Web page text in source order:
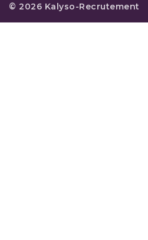
© 2026 Kalyso-Recrutement